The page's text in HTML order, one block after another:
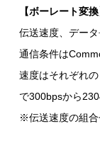
【ボーレート変換
伝送速度、デー
通信条件は
速度はそれぞれ
で300bpsから
※伝送速度の組合